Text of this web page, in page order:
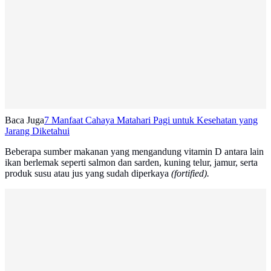
Baca Juga7 Manfaat Cahaya Matahari Pagi untuk Kesehatan yang
Jarang Diketahui
Beberapa sumber makanan yang mengandung vitamin D antara lain
ikan berlemak seperti salmon dan sarden, kuning telur, jamur, serta
produk susu atau jus yang sudah diperkaya (fortified).